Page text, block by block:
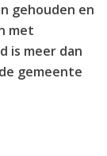
gehouden en
met
is meer dan
gemeente